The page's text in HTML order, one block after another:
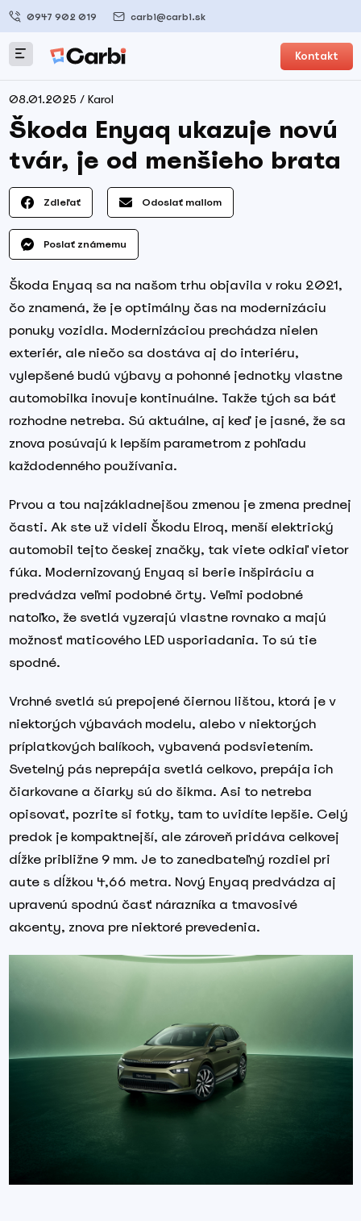
0947 902 019 carbi@carbi.sk
Kontakt
08.01.2025 / Karol
Škoda Enyaq ukazuje novú
tvár, je od menšieho brata
Zdieľať Odoslať mailom
Poslať známemu
Škoda Enyaq sa na našom trhu objavila v roku 2021,
čo znamená, že je optimálny čas na modernizáciu
ponuky vozidla. Modernizáciou prechádza nielen
exteriér, ale niečo sa dostáva aj do interiéru,
vylepšené budú výbavy a pohonné jednotky vlastne
automobilka inovuje kontinuálne. Takže tých sa báť
rozhodne netreba. Sú aktuálne, aj keď je jasné, že sa
znova posúvajú k lepším parametrom z pohľadu
každodenného používania.
Prvou a tou najzákladnejšou zmenou je zmena prednej
časti. Ak ste už videli Škodu Elroq, menší elektrický
automobil tejto českej značky, tak viete odkiaľ vietor
fúka. Modernizovaný Enyaq si berie inšpiráciu a
predvádza veľmi podobné črty. Veľmi podobné
natoľko, že svetlá vyzerajú vlastne rovnako a majú
možnosť maticového LED usporiadania. To sú tie
spodné.
Vrchné svetlá sú prepojené čiernou lištou, ktorá je v
niektorých výbavách modelu, alebo v niektorých
príplatkových balíkoch, vybavená podsvietením.
Svetelný pás neprepája svetlá celkovo, prepája ich
čiarkovane a čiarky sú do šikma. Asi to netreba
opisovať, pozrite si fotky, tam to uvidíte lepšie. Celý
predok je kompaktnejší, ale zároveň pridáva celkovej
dĺžke približne 9 mm. Je to zanedbateľný rozdiel pri
aute s dĺžkou 4,66 metra. Nový Enyaq predvádza aj
upravenú spodnú časť nárazníka a tmavosivé
akcenty, znova pre niektoré prevedenia.